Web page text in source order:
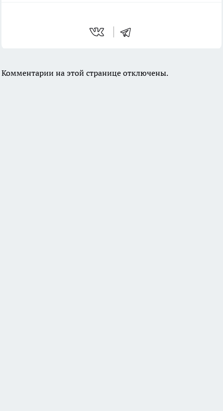
Комментарии на этой странице отключены.